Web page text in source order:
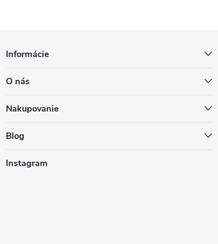
p
ä
Informácie
O nás
Nakupovanie
Blog
Instagram